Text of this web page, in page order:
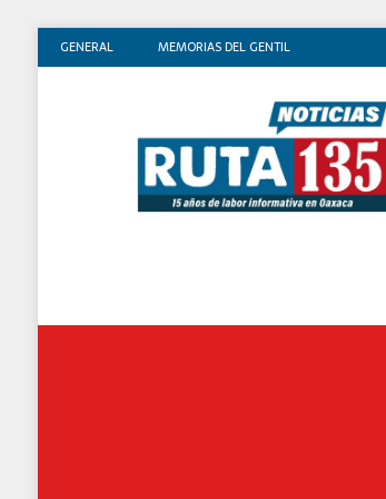
GENERAL MEMORIAS DEL GENTIL